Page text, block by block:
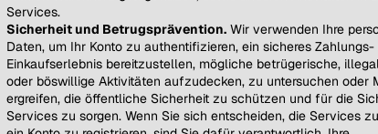
Services.
Sicherheit und Betrugsprävention.Wir verwenden Ihre
Daten, um Ihr Konto zu authentifizieren, ein sicheres Zahlungs-
Einkaufserlebnis bereitzustellen, mögliche betrügerische,
oder böswillige Aktivitäten aufzudecken, zu untersuchen oder
ergreifen, die öffentliche Sicherheit zu schützen und für die
Services zu sorgen. Wenn Sie sich entscheiden, die Services